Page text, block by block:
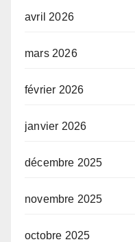
avril 2026
mars 2026
février 2026
janvier 2026
décembre 2025
novembre 2025
octobre 2025